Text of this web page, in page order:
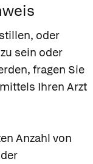
oder
sein oder
fragen Sie
Ihren Arzt
Anzahl von